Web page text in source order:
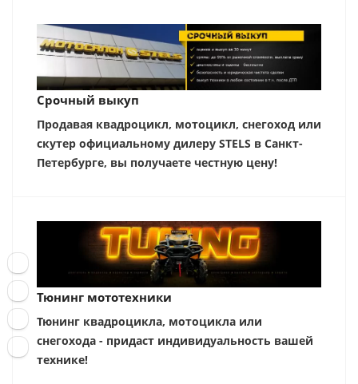
Срочный выкуп
Продавая квадроцикл, мотоцикл, снегоход или
скутер официальному дилеру STELS в Санкт-
Петербурге, вы получаете честную цену!
Тюнинг мототехники
Тюнинг квадроцикла, мотоцикла или
снегохода - придаст индивидуальность вашей
технике!